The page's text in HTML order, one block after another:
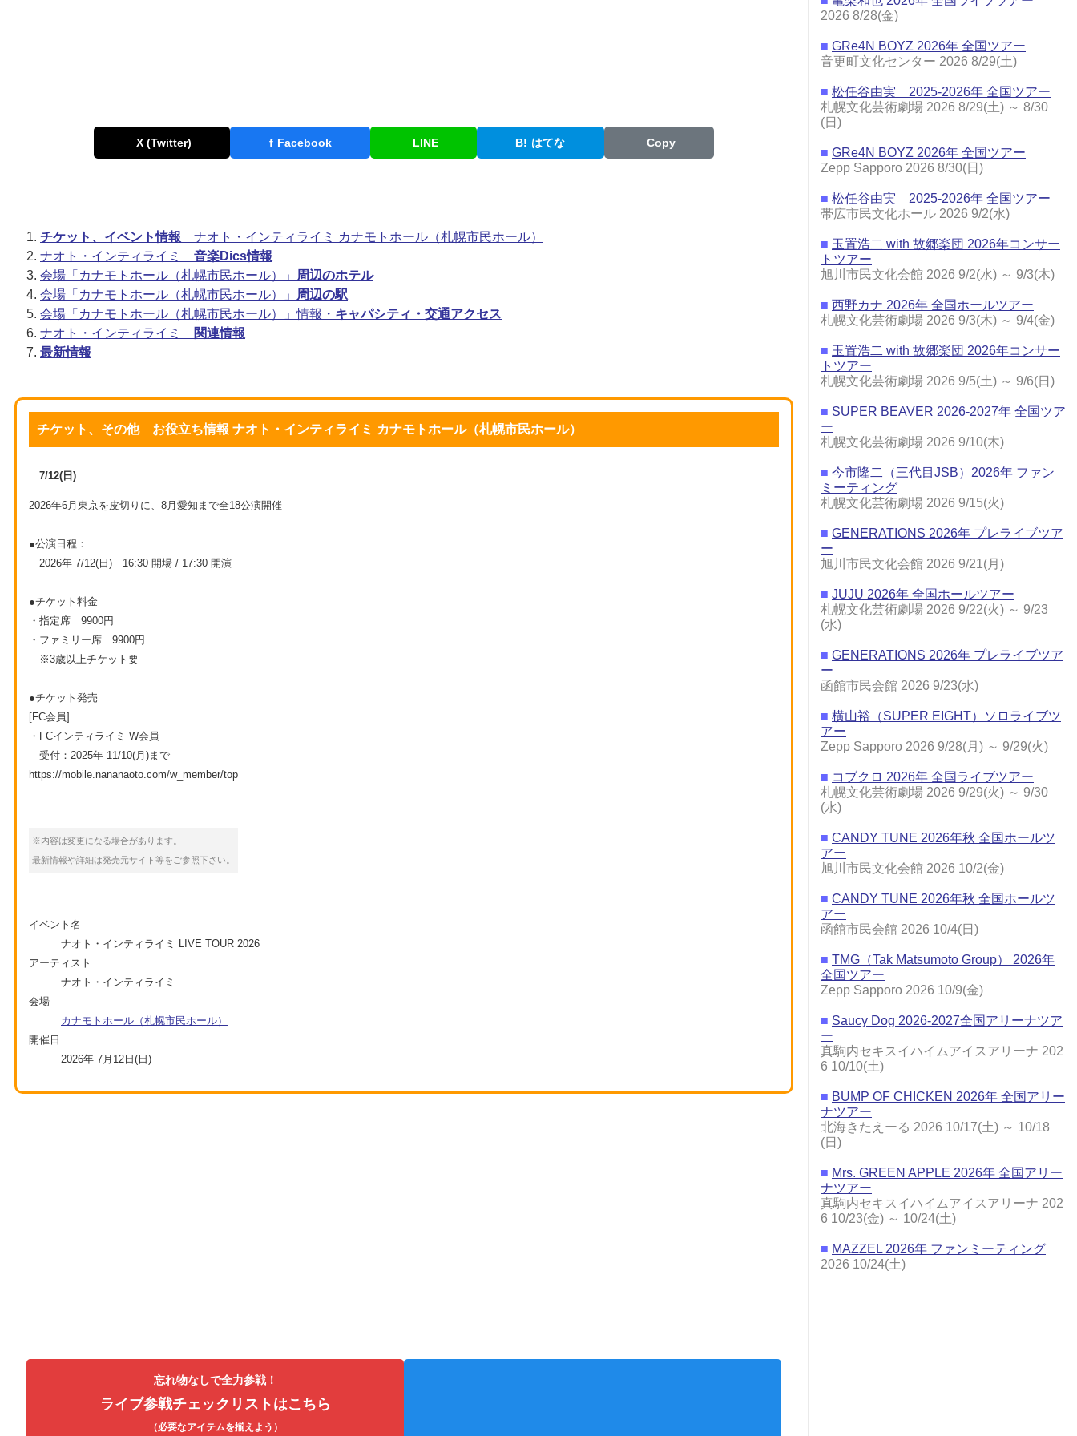
X (Twitter) f Facebook LINE B! はてな Copy
チケット、イベント情報 ナオト・インティライミ カナモトホール（札幌市民ホール）
ナオト・インティライミ 音楽Dics情報
会場「カナモトホール（札幌市民ホール）」
周辺のホテル
会場「カナモトホール（札幌市民ホール）」
周辺の駅
会場「カナモトホール（札幌市民ホール）」情報・ キャパシティ・交通アクセス
ナオト・インティライミ
関連情報
最新情報
チケット、その他 お役立ち情報 ナオト・インティライミ カナモトホール（札幌市民ホール）
7/12(日)
2026年6月東京を皮切りに、8月愛知まで全18公演開催
●公演日程：
2026年 7/12(日) 16:30 開場 / 17:30 開演
●チケット料金
・指定席 9900円
・ファミリー席 9900円
※3歳以上チケット要
●チケット発売
[FC会員]
・FCインティライミ W会員
受付：2025年 11/10(月)まで
https://mobile.nananaoto.com/w_member/top
※内容は変更になる場合があります。
最新情報や詳細は発売元サイト等をご参照下さい。
イベント名
ナオト・インティライミ LIVE TOUR 2026
アーティスト
ナオト・インティライミ
会場
カナモトホール（札幌市民ホール）
開催日
2026年 7月12日(日)
忘れ物なしで全力参戦！
ライブ参戦チェックリストはこちら
（必要なアイテムを揃えよう）
2026 8/28(金)
■ GRe4N BOYZ 2026年 全国ツアー
音更町文化センター 2026 8/29(土)
■ 松任谷由実 2025-2026年 全国ツアー
札幌文化芸術劇場 2026 8/29(土) ～ 8/30
(日)
■ GRe4N BOYZ 2026年 全国ツアー
Zepp Sapporo 2026 8/30(日)
■ 松任谷由実 2025-2026年 全国ツアー
帯広市民文化ホール 2026 9/2(水)
■ 玉置浩二 with 故郷楽団 2026年コンサー
トツアー
旭川市民文化会館 2026 9/2(水) ～ 9/3(木)
■ 西野カナ 2026年 全国ホールツアー
札幌文化芸術劇場 2026 9/3(木) ～ 9/4(金)
■ 玉置浩二 with 故郷楽団 2026年コンサー
トツアー
札幌文化芸術劇場 2026 9/5(土) ～ 9/6(日)
■ SUPER BEAVER 2026-2027年 全国ツア
ー
札幌文化芸術劇場 2026 9/10(木)
■ 今市隆二（三代目JSB）2026年 ファン
ミーティング
札幌文化芸術劇場 2026 9/15(火)
■ GENERATIONS 2026年 プレライブツア
ー
旭川市民文化会館 2026 9/21(月)
■ JUJU 2026年 全国ホールツアー
札幌文化芸術劇場 2026 9/22(火) ～ 9/23
(水)
■ GENERATIONS 2026年 プレライブツア
ー
函館市民会館 2026 9/23(水)
■ 横山裕（SUPER EIGHT）ソロライブツ
アー
Zepp Sapporo 2026 9/28(月) ～ 9/29(火)
■ コブクロ 2026年 全国ライブツアー
札幌文化芸術劇場 2026 9/29(火) ～ 9/30
(水)
■ CANDY TUNE 2026年秋 全国ホールツ
アー
旭川市民文化会館 2026 10/2(金)
■ CANDY TUNE 2026年秋 全国ホールツ
アー
函館市民会館 2026 10/4(日)
■ TMG（Tak Matsumoto Group） 2026年
全国ツアー
Zepp Sapporo 2026 10/9(金)
■ Saucy Dog 2026-2027全国アリーナツア
ー
真駒内セキスイハイムアイスアリーナ 202
6 10/10(土)
■ BUMP OF CHICKEN 2026年 全国アリー
ナツアー
北海きたえーる 2026 10/17(土) ～ 10/18
(日)
■ Mrs. GREEN APPLE 2026年 全国アリー
ナツアー
真駒内セキスイハイムアイスアリーナ 202
6 10/23(金) ～ 10/24(土)
■ MAZZEL 2026年 ファンミーティング
2026 10/24(土)